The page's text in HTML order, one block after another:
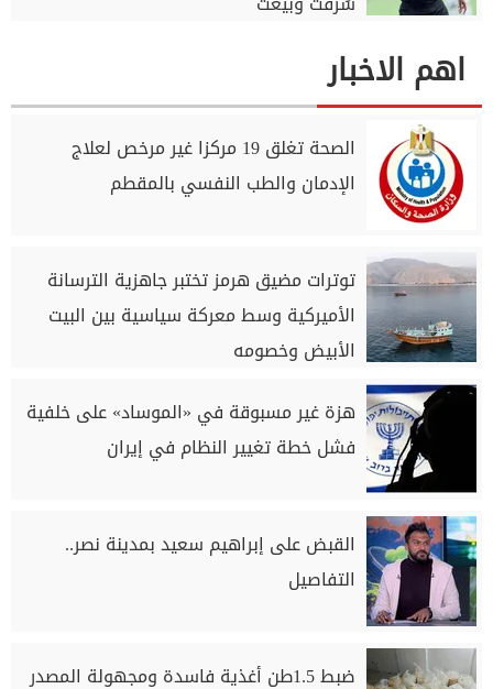
اهم الاخبار
الصحة تغلق 19 مركزا غير مرخص لعلاج
الإدمان والطب النفسي بالمقطم
توترات مضيق هرمز تختبر جاهزية الترسانة
الأميركية وسط معركة سياسية بين البيت
الأبيض وخصومه
هزة غير مسبوقة في «الموساد» على خلفية
فشل خطة تغيير النظام في إيران
القبض على إبراهيم سعيد بمدينة نصر..
التفاصيل
ضبط 1.5طن أغذية فاسدة ومجهولة المصدر